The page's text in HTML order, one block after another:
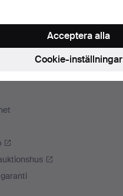
Cookie-inställningar
Acceptera alla